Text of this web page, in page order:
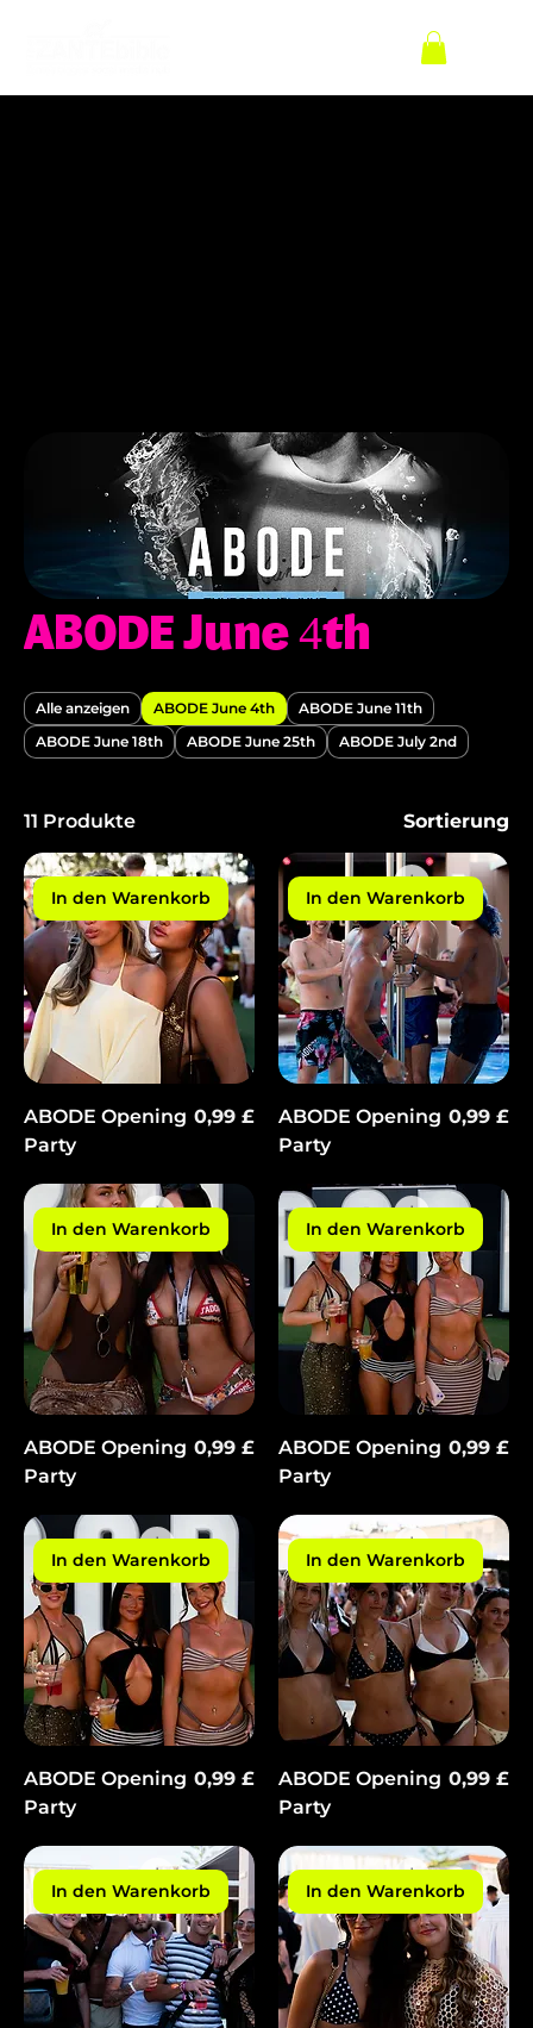
ABODE June 4th
Alle anzeigen ABODE June 4th
ABODE June 11th
ABODE June 18th
ABODE June 25th ABODE July 2nd
11 Produkte Sortierung
In den Warenkorb
ABODE Opening
Party
Preis
0,99 £
In den Warenkorb
ABODE Opening
Party
Preis
0,99 £
In den Warenkorb
ABODE Opening
Party
Preis
0,99 £
In den Warenkorb
ABODE Opening
Party
Preis
0,99 £
In den Warenkorb
ABODE Opening
Party
Preis
0,99 £
In den Warenkorb
ABODE Opening
Party
Preis
0,99 £
In den Warenkorb In den Warenkorb